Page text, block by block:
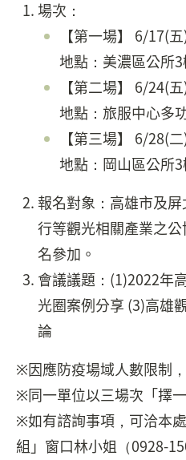
場次：
【第一場】 6/17(
地點：美濃區公所
【第二場】 6/24(
地點：旅服中心多
【第三場】 6/28(
地點：岡山區公所
報名對象：高雄市及
行等觀光相關產業之
名參加。
會議議題：(1)2022年
光圈案例分享 (3)高雄
論
※因應防疫場域人數限制
※同一單位以三場次「擇
※如有諮詢事項，可洽本
組」窗口林小姐（0928-